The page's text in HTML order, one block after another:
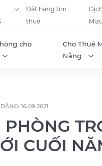
Đặt hàng tìm
thuê
cho
Cho Thuê
Nẵng
16.09.2021
CUỐI